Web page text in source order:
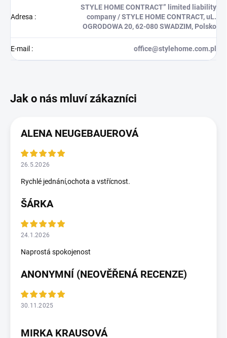
Adresa :
STYLE HOME CONTRACT” limited liability
company / STYLE HOME CONTRACT, uL.
OGRODOWA 20, 62-080 SWADZIM, Polsko
E-mail : office@stylehome.com.pl
ALENA NEUGEBAUEROVÁ
26.5.2026
Rychlé jednání,ochota a vstřícnost.
ŠÁRKA
24.1.2026
Naprostá spokojenost
ANONYMNÍ (NEOVĚŘENÁ RECENZE)
30.11.2025
MIRKA KRAUSOVÁ